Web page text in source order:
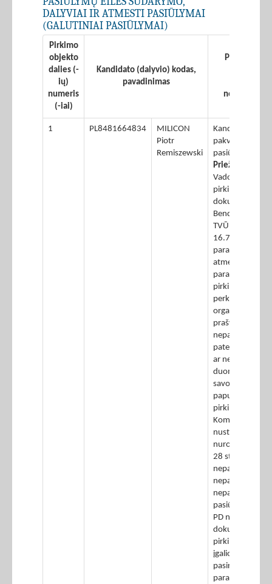
DALYVIAI IR ATMESTI PASIŪLYMAI
(GALUTINIAI PASIŪLYMAI)
Pirkimo
objekto
dalies (-
ių)
numeris
(-iai)
Kandidato (dalyvio) kodas,
pavadinimas
Pasiūlymų ar
1 PL8481664834
MILICON
Piotr
Remiszewski
Kandidatas
pakviestas
pasiūlymo
Priežastys:
Vadovaujantis
pirkimo
dokumentų
Bendrųjų
TVŪDGS PD BS)
16.7 punktu,
paraiška buvo
atmesta, nes: -
paraišką
pirkimo dalyvis
perkančiosios
organizacijos
prašymu
nepatikslino
pateiktų
ar neišsamių
duomenų apie
savo
papunktis); -
pirkimo dalyvis
Komisijos
nustatytą
nurodytą
28 str. 4 dalyje,
nepatikslino,
nepapildė ar
nepateikė kartu
pasiūlymu
PD nurodytų
dokumentų,
pirkimo dalyvio
įgaliojimo
pasirašyti
paraišką/